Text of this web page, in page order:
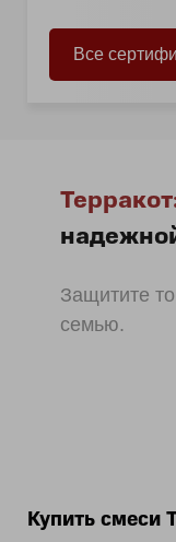
Все
Защитите
семью.
Купить смеси